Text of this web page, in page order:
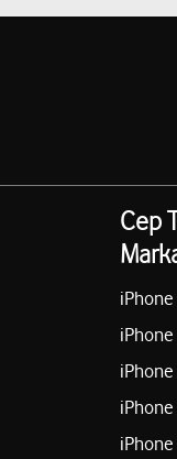
Cep
iPhone
iPhone
iPhone
iPhone